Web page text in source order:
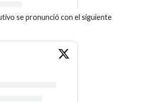
se pronunció con el siguiente